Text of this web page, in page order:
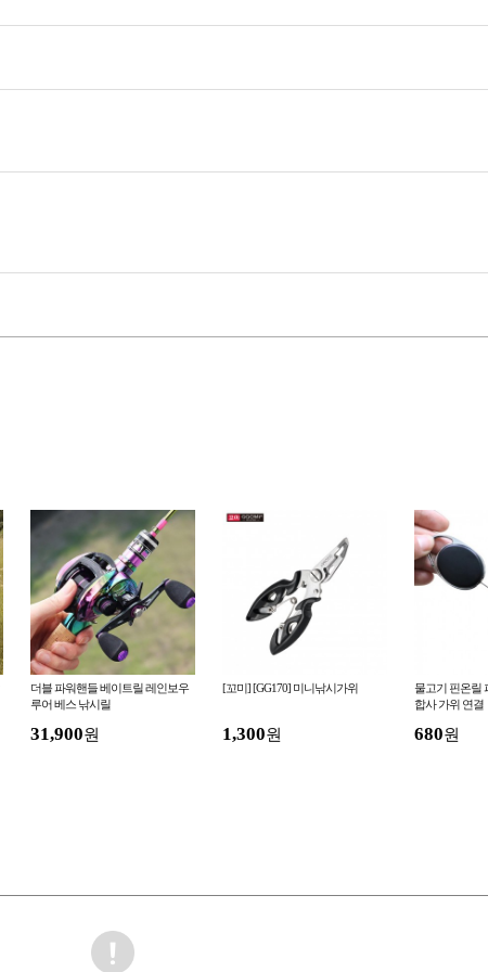
더블 파워핸들 베이트릴 레인보우
루어 베스 낚시릴
31,900원
[꼬미] [GG170] 미니낚시가위
1,300원
물고기 핀온릴
합사 가위 연결
680원